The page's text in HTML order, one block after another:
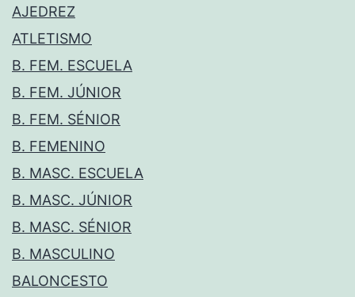
AJEDREZ
ATLETISMO
B. FEM. ESCUELA
B. FEM. JÚNIOR
B. FEM. SÉNIOR
B. FEMENINO
B. MASC. ESCUELA
B. MASC. JÚNIOR
B. MASC. SÉNIOR
B. MASCULINO
BALONCESTO